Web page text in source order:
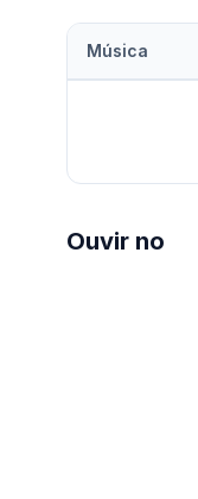
Música
Ouvir no